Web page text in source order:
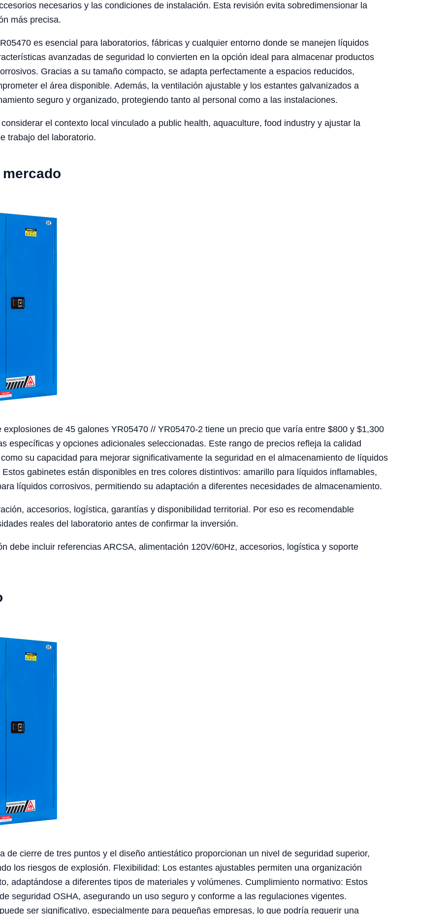
necesarios y las condiciones de instalación. Esta revisión evita sobredimensionar la
más precisa.
es esencial para laboratorios, fábricas y cualquier entorno donde se manejen líquidos
avanzadas de seguridad lo convierten en la opción ideal para almacenar productos
Gracias a su tamaño compacto, se adapta perfectamente a espacios reducidos,
el área disponible. Además, la ventilación ajustable y los estantes galvanizados a
seguro y organizado, protegiendo tanto al personal como a las instalaciones.
el contexto local vinculado a public health, aquaculture, food industry y ajustar la
trabajo del laboratorio.
de 45 galones YR05470 // YR05470-2 tiene un precio que varía entre $800 y $1,300
específicas y opciones adicionales seleccionadas. Este rango de precios refleja la calidad
su capacidad para mejorar significativamente la seguridad en el almacenamiento de líquidos
gabinetes están disponibles en tres colores distintivos: amarillo para líquidos inflamables,
líquidos corrosivos, permitiendo su adaptación a diferentes necesidades de almacenamiento.
accesorios, logística, garantías y disponibilidad territorial. Por eso es recomendable
reales del laboratorio antes de confirmar la inversión.
debe incluir referencias ARCSA, alimentación 120V/60Hz, accesorios, logística y soporte
de cierre de tres puntos y el diseño antiestático proporcionan un nivel de seguridad superior,
los riesgos de explosión. Flexibilidad: Los estantes ajustables permiten una organización
adaptándose a diferentes tipos de materiales y volúmenes. Cumplimiento normativo: Estos
seguridad OSHA, asegurando un uso seguro y conforme a las regulaciones vigentes.
ser significativo, especialmente para pequeñas empresas, lo que podría requerir una